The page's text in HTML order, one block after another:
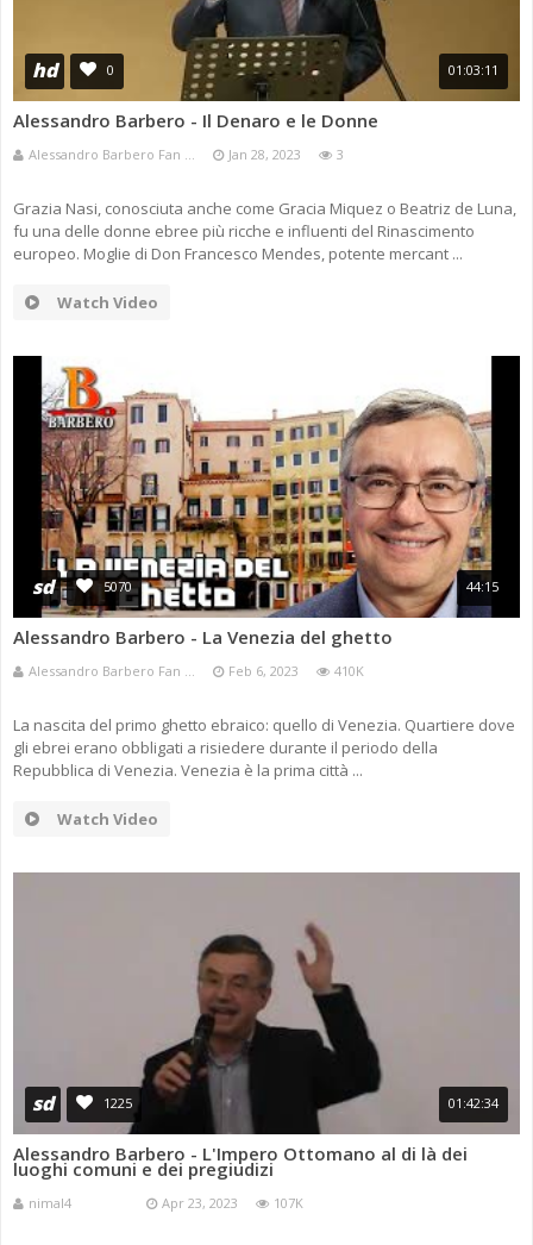
hd 0 01:03:11
Alessandro Barbero - Il Denaro e le Donne
Alessandro Barbero Fan ... Jan 28, 2023 3
Grazia Nasi, conosciuta anche come Gracia Miquez o Beatriz de Luna,
fu una delle donne ebree più ricche e influenti del Rinascimento
europeo. Moglie di Don Francesco Mendes, potente mercant ...
Watch Video
sd 5070 44:15
Alessandro Barbero - La Venezia del ghetto
Alessandro Barbero Fan ... Feb 6, 2023 410K
La nascita del primo ghetto ebraico: quello di Venezia. Quartiere dove
gli ebrei erano obbligati a risiedere durante il periodo della
Repubblica di Venezia. Venezia è la prima città ...
Watch Video
sd 1225 01:42:34
Alessandro Barbero - L'Impero Ottomano al di là dei
luoghi comuni e dei pregiudizi
nimal4 Apr 23, 2023 107K